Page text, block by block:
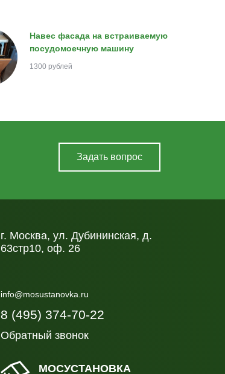
Навес фасада на встраиваемую
посудомоечную машину
1300 рублей
Задать вопрос
г. Москва, ул. Дубининская, д.
63стр10, оф. 26
info@mosustanovka.ru
8 (495) 374-70-22
Обратный звонок
МОСУСТАНОВКА